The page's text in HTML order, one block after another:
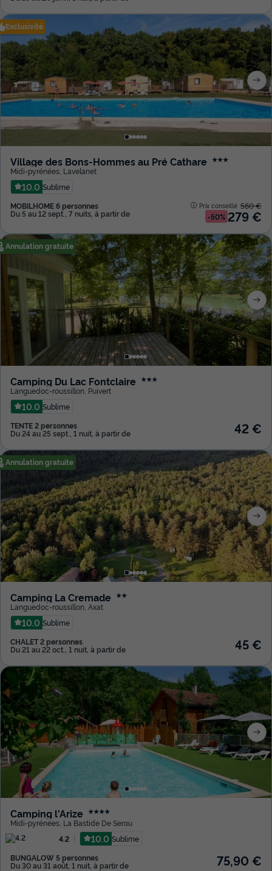
Exclusivité
Village des Bons-Hommes au Pré Cathare ★★★
Midi-pyrénées Lavelanet
10.0 Sublime
MOBILHOME 6 personnes
Du 5 au 12 sept., 7 nuits, à partir de
Prix conseillé :560 €
-50% 279 €
Annulation gratuite
Camping Du Lac Fontclaire ★★★
Languedoc-roussillon Puivert
10.0 Sublime
TENTE 2 personnes
Du 24 au 25 sept., 1 nuit, à partir de 42 €
Annulation gratuite
Camping La Cremade ★★
Languedoc-roussillon Axat
10.0 Sublime
CHALET 2 personnes
Du 21 au 22 oct., 1 nuit, à partir de 45 €
Camping l'Arize ★★★★
Midi-pyrénées La Bastide De Serou
4.2
10.0 Sublime
BUNGALOW 5 personnes
Du 30 au 31 août, 1 nuit, à partir de 75,90 €